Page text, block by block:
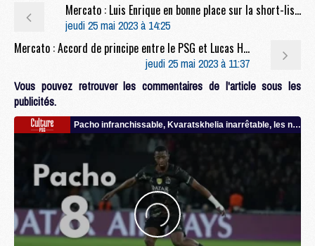
Mercato : Luis Enrique en bonne place sur la short-list du PSG
jeudi 25 mai 2023 à 14:25
Mercato : Accord de principe entre le PSG et Lucas Hernandez, pas avec le Bayern
jeudi 25 mai 2023 à 11:37
Vous pouvez retrouver les commentaires de l'article sous les
publicités.